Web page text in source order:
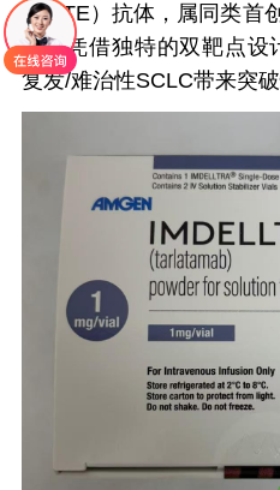
（BiTE）抗体，属同类首
体，凭借独特的双靶点设
复发/难治性SCLC带来突破